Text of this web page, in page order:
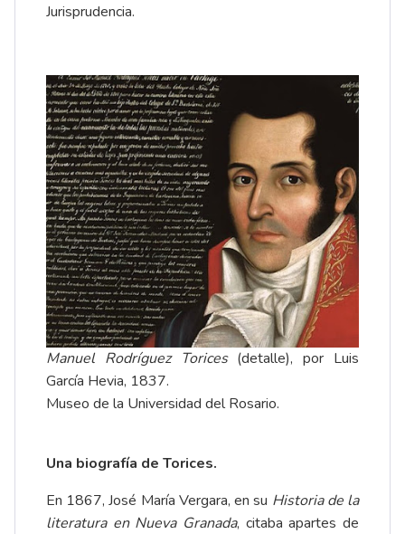
Jurisprudencia.
Manuel Rodríguez Torices(detalle), por Luis
García Hevia, 1837.
Museo de la Universidad del Rosario.
Una biografía de Torices.
En 1867, José María Vergara, en su Historia de la
literatura en Nueva Granada, citaba apartes de